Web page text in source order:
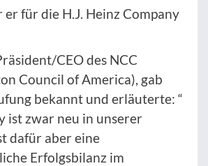
für die H.J. Heinz Company
CEO des NCC
Council of America), gab
bekannt und erläuterte: “
ist zwar neu in unserer
dafür aber eine
Erfolgsbilanz im